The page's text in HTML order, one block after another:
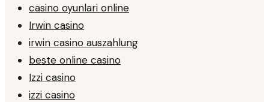
casino oyunlari online
Irwin casino
irwin casino auszahlung
beste online casino
Izzi casino
izzi casino